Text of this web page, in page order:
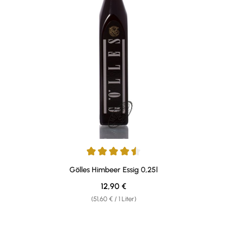
Durchschnittliche Bewertung von 4.58 von 5 Sternen
Gölles Himbeer Essig 0,25l
(51,60 € / 1 Liter)
Regulärer Preis:
12,90 €